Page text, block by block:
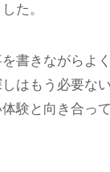
た。
書きながらよ
はもう必要な
験と向き合っ